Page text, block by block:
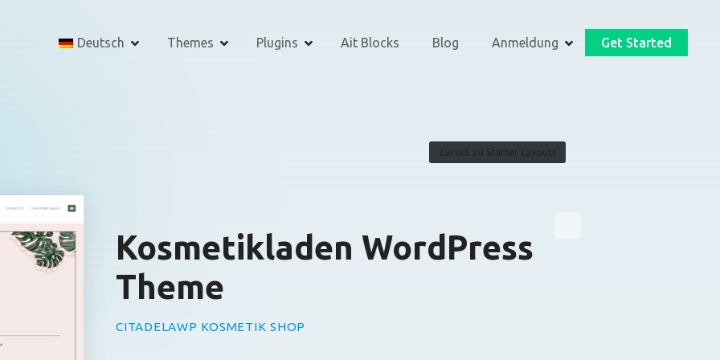
Deutsch Themes Plugins Ait Blocks Blog Anmeldung Get Started
Zurück zu Starter Layouts
Kosmetikladen WordPress
Theme
CITADELAWP KOSMETIK SHOP